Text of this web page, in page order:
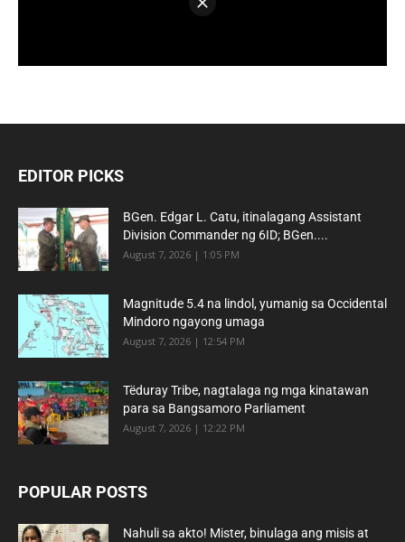
EDITOR PICKS
BGen. Edgar L. Catu, itinalagang Assistant
Division Commander ng 6ID; BGen....
August 7, 2026 | 1:05 PM
Magnitude 5.4 na lindol, yumanig sa Occidental
Mindoro ngayong umaga
August 7, 2026 | 12:54 PM
Tëduray Tribe, nagtalaga ng mga kinatawan
para sa Bangsamoro Parliament
August 7, 2026 | 12:22 PM
POPULAR POSTS
Nahuli sa akto! Mister, binulaga ang misis at